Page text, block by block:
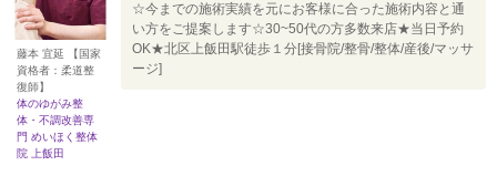
藤本 宜延 【国家
資格者：柔道整
復師】
体のゆがみ整
体・不調改善専
門 めいほく整体
院 上飯田
☆今までの施術実績を元にお客様に合った施術内容と通
い方をご提案します☆30~50代の方多数来店★当日予約
OK★北区上飯田駅徒歩１分[接骨院/整骨/整体/産後/マッサ
ージ]